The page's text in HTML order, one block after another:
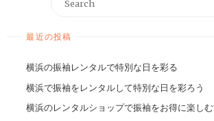
最近の投稿
横浜の振袖レンタルで特別な日を彩る
横浜で振袖をレンタルして特別な日を彩ろう
横浜のレンタルショップで振袖をお得に楽し